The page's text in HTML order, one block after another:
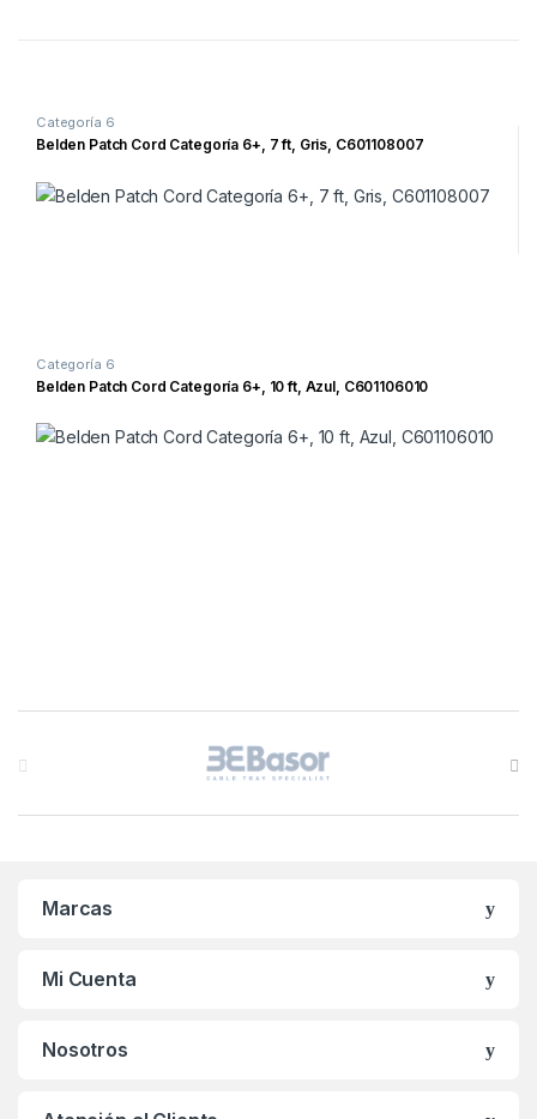
Categoría 6
Belden Patch Cord Categoría 6+, 7 ft, Gris, C601108007
Categoría 6
Belden Patch Cord Categoría 6+, 10 ft, Azul, C601106010
Marcas
Mi Cuenta
Nosotros